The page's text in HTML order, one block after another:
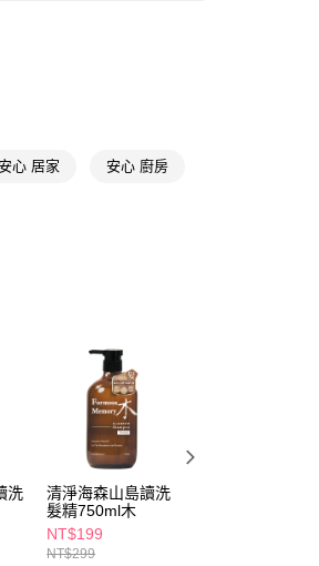
方視為交易完成。
AFTEE先享後付」服務完成之
料，並將交易相關給付款項請
址：
或監護人之同意方可使用
起之損失，本公司不負相關責
別帳號之用戶狀況，依本公司
足之情形，本公司將視審查
費
費
心 居家 安心 廚房
洗
清淨海森山島讀洗
髮精750ml木
NT$199
NT$299